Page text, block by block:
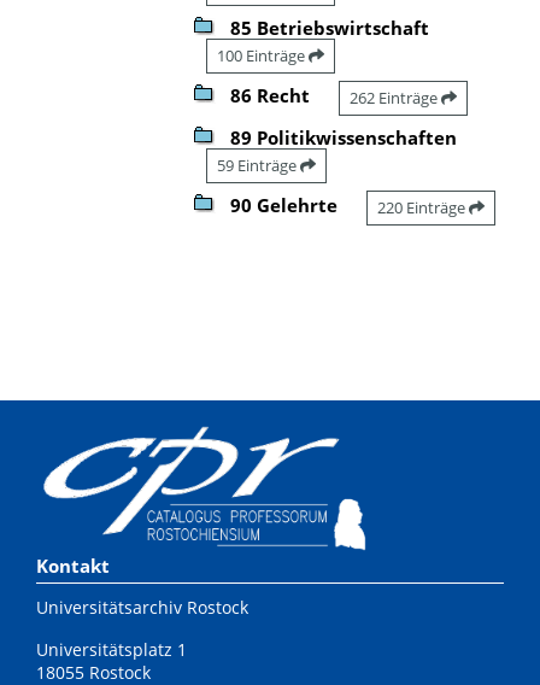
85 Betriebswirtschaft
100 Einträge
86 Recht 262 Einträge
89 Politikwissenschaften
59 Einträge
90 Gelehrte 220 Einträge
Kontakt
Universitätsarchiv Rostock
Universitätsplatz 1
18055 Rostock